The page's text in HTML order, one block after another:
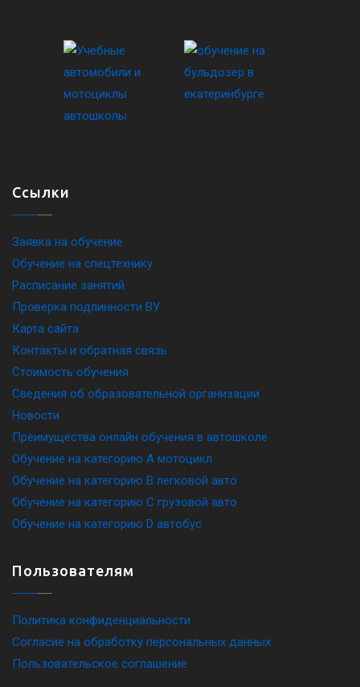
Ссылки
Заявка на обучение
Обучение на спецтехнику
Расписание занятий
Проверка подлинности ВУ
Карта сайта
Контакты и обратная связь
Стоимость обучения
Сведения об образовательной организации
Новости
Преимущества онлайн обучения в автошколе
Обучение на категорию A мотоцикл
Обучение на категорию B легковой авто
Обучение на категорию C грузовой авто
Обучение на категорию D автобус
Пользователям
Политика конфиденциальности
Согласие на обработку персональных данных
Пользовательское соглашение